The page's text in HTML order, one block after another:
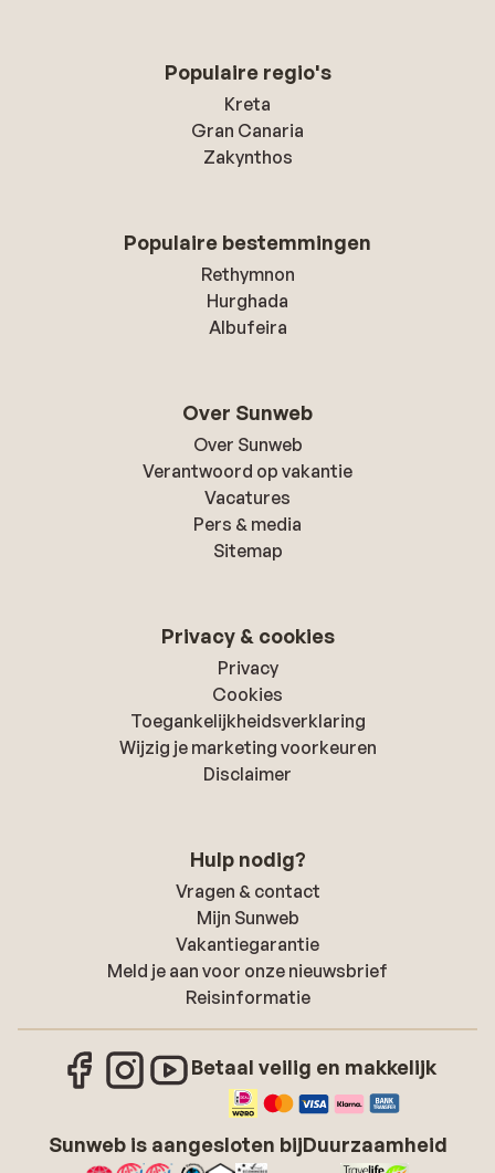
Populaire regio's
Kreta
Gran Canaria
Zakynthos
Populaire bestemmingen
Rethymnon
Hurghada
Albufeira
Over Sunweb
Over Sunweb
Verantwoord op vakantie
Vacatures
Pers & media
Sitemap
Privacy & cookies
Privacy
Cookies
Toegankelijkheidsverklaring
Wijzig je marketing voorkeuren
Disclaimer
Hulp nodig?
Vragen & contact
Mijn Sunweb
Vakantiegarantie
Meld je aan voor onze nieuwsbrief
Reisinformatie
Betaal veilig en makkelijk
Sunweb is aangesloten bijDuurzaamheid